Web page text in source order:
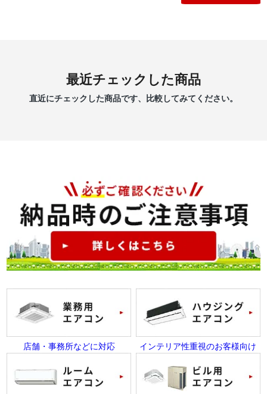
最近チェックした商品
直近にチェックした商品です、比較してみてください。
店舗・事務所などに対応 インテリア性重視のお客様向け